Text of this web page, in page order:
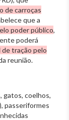
de carroças
que a
poder público,
poderá
tração pelo
reunião.
gatos, coelhos,
passeriformes